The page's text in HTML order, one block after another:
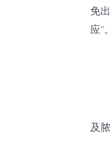
免
应”
及